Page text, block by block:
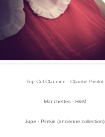
Top Col Claudine - Claudie Pierlot
Manchettes - H&M
Jupe - Pimkie (ancienne collection)